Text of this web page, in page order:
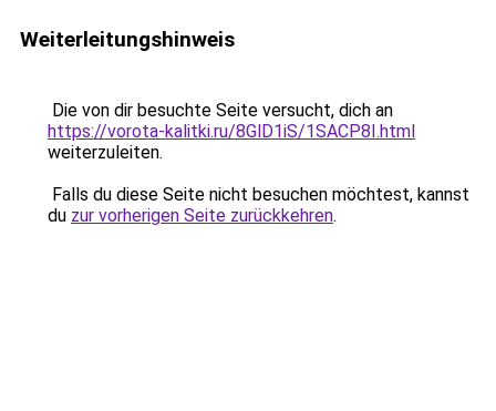
Weiterleitungshinweis
Die von dir besuchte Seite versucht, dich an
https://vorota-kalitki.ru/8GlD1iS/1SACP8I.html
weiterzuleiten.
Falls du diese Seite nicht besuchen möchtest, kannst
du zur vorherigen Seite zurückkehren.